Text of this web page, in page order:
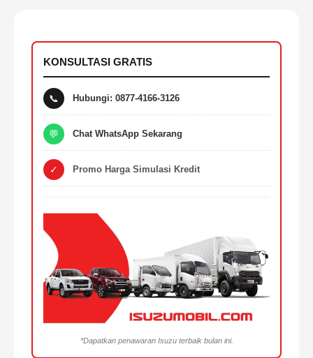
KONSULTASI GRATIS
📞 Hubungi: 0877-4166-3126
💬 Chat WhatsApp Sekarang
✓ Promo Harga Simulasi Kredit
*Dapatkan penawaran Isuzu terbaik bulan ini.